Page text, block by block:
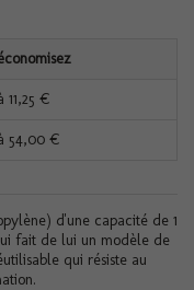
11,25 €
54,00 €
d'une capacité de 1
fait de lui un modèle de
qui résiste au